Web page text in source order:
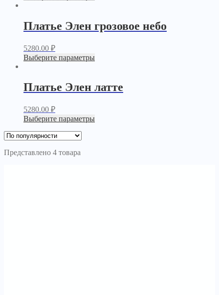
Платье Элен грозовое небо
5280.00 ₽
Выберите параметры
Платье Элен латте
5280.00 ₽
Выберите параметры
Представлено 4 товара